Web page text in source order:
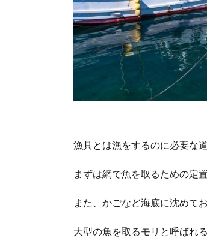
漁具とは漁をするのに必要な
まずは網で魚を取るための定
また、かごなど海底に沈めて
大型の魚を取るモリと呼ばれ